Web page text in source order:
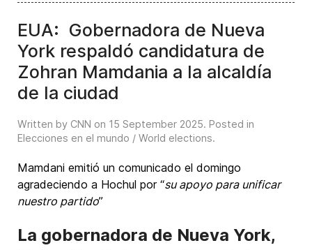
EUA: Gobernadora de Nueva
York respaldó candidatura de
Zohran Mamdania a la alcaldía
de la ciudad
Written by CNN on 15 September 2025. Posted in
Elecciones en el mundo / World elections.
Mamdani emitió un comunicado el domingo
agradeciendo a Hochul por “su apoyo para unificar
nuestro partido”
La gobernadora de Nueva York,